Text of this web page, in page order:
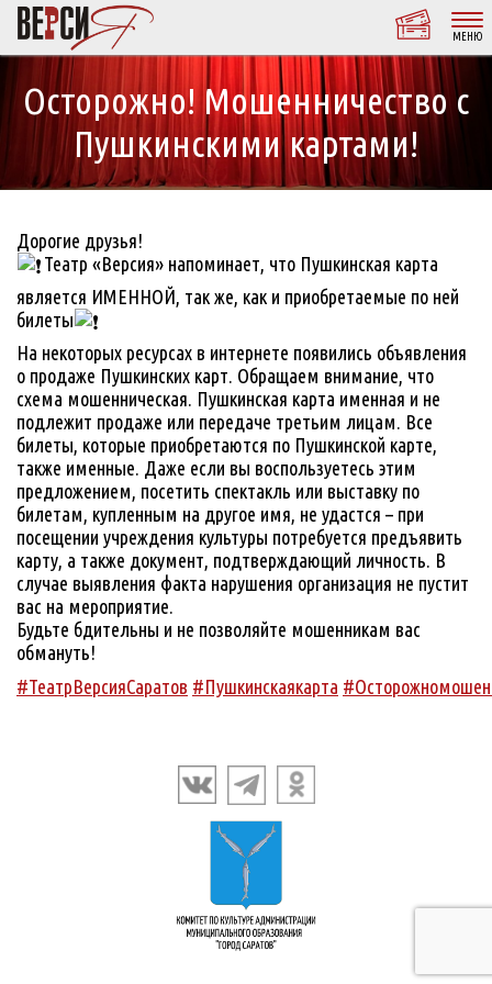
МЕНЮ
Осторожно! Мошенничество с
Пушкинскими картами!
Дорогие друзья!
Театр «Версия» напоминает, что Пушкинская карта
является ИМЕННОЙ, так же, как и приобретаемые по ней
билеты
На некоторых ресурсах в интернете появились объявления
о продаже Пушкинских карт. Обращаем внимание, что
схема мошенническая. Пушкинская карта именная и не
подлежит продаже или передаче третьим лицам. Все
билеты, которые приобретаются по Пушкинской карте,
также именные. Даже если вы воспользуетесь этим
предложением, посетить спектакль или выставку по
билетам, купленным на другое имя, не удастся – при
посещении учреждения культуры потребуется предъявить
карту, а также документ, подтверждающий личность. В
случае выявления факта нарушения организация не пустит
вас на мероприятие.
Будьте бдительны и не позволяйте мошенникам вас
обмануть!
#ТеатрВерсияСаратов #Пушкинскаякарта